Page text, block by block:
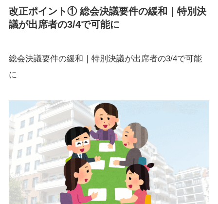
改正ポイント① 総会決議要件の緩和｜特別決
議が出席者の3/4で可能に
総会決議要件の緩和｜特別決議が出席者の3/4で可能
に